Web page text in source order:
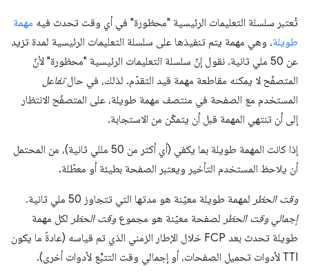
تُعتبر سلسلة التعليمات الرئيسية "محظورة" في أي وقت تحدث فيه مهمة
طويلة، وهي مهمة يتم تنفيذها على سلسلة التعليمات الرئيسية لمدة تزيد
عن 50 ملي ثانية. نقول إنّ سلسلة التعليمات الرئيسية "محظورة" لأنّ
المتصفّح لا يمكنه مقاطعة مهمة قيد التقدّم. لذلك، في حالتفاعل
المستخدم مع الصفحة في منتصف مهمة طويلة، على المتصفّح الانتظار
إلى أن تنتهي المهمة قبل أن يتمكّن من الاستجابة.
إذا كانت المهمة طويلة بما يكفي (أي أكثر من 50 مللي ثانية)، من المحتمل
أن يلاحظ المستخدم التأخير ويعتبر الصفحة بطيئة أو معطّلة.
وقت الحظر لمهمة طويلة معيّنة هو مدتها التي تتجاوز 50 ملي ثانية.
إجمالي وقت الحظر لصفحة معيّنة هو مجموعوقت الحظر لكل مهمة
طويلة تحدث بعد FCP خلال الإطار الزمني الذي تم قياسه (عادةً ما يكون
TTI لأدوات تحميل الصفحات، أو إجمالي وقت التتبُّع لأدوات أخرى).